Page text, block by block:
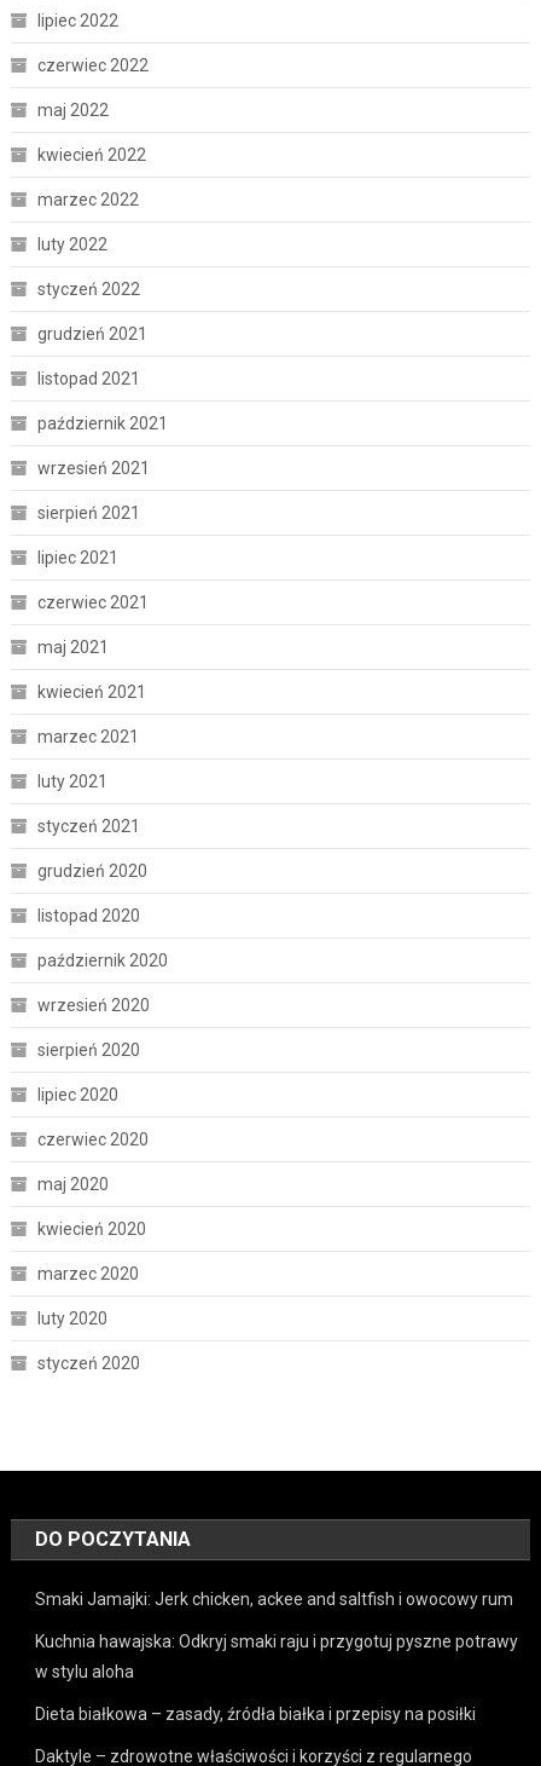
lipiec 2022
czerwiec 2022
maj 2022
kwiecień 2022
marzec 2022
luty 2022
styczeń 2022
grudzień 2021
listopad 2021
październik 2021
wrzesień 2021
sierpień 2021
lipiec 2021
czerwiec 2021
maj 2021
kwiecień 2021
marzec 2021
luty 2021
styczeń 2021
grudzień 2020
listopad 2020
październik 2020
wrzesień 2020
sierpień 2020
lipiec 2020
czerwiec 2020
maj 2020
kwiecień 2020
marzec 2020
luty 2020
styczeń 2020
DO POCZYTANIA
Smaki Jamajki: Jerk chicken, ackee and saltfish i owocowy rum
Kuchnia hawajska: Odkryj smaki raju i przygotuj pyszne potrawy
w stylu aloha
Dieta białkowa – zasady, źródła białka i przepisy na posiłki
Daktyle – zdrowotne właściwości i korzyści z regularnego